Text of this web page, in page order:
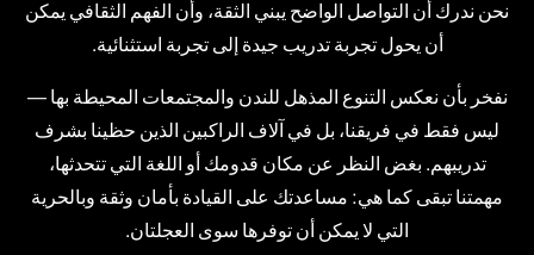
نحن ندرك أن التواصل الواضح يبني الثقة، وأن الفهم الثقافي يمكن
أن يحول تجربة تدريب جيدة إلى تجربة استثنائية.
نفخر بأن نعكس التنوع المذهل للندن والمجتمعات المحيطة بها —
ليس فقط في فريقنا، بل في آلاف الراكبين الذين حظينا بشرف
تدريبهم. بغض النظر عن مكان قدومك أو اللغة التي تتحدثها،
مهمتنا تبقى كما هي: مساعدتك على القيادة بأمان وثقة وبالحرية
التي لا يمكن أن توفرها سوى العجلتان.